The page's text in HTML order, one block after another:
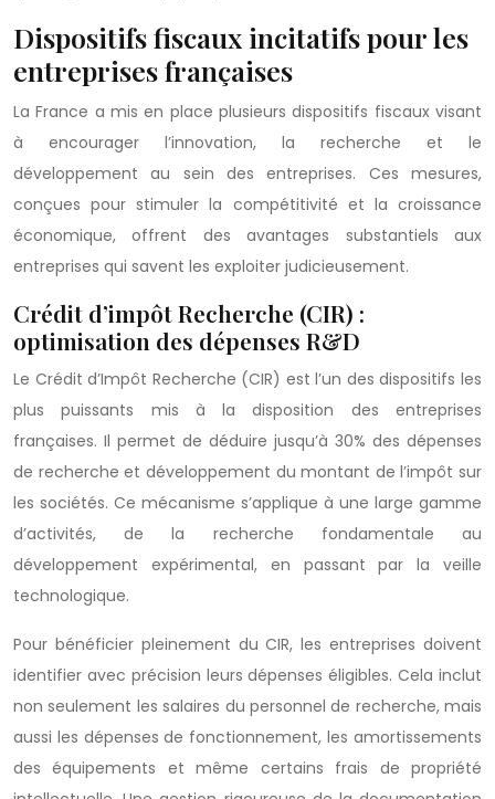
Dispositifs fiscaux incitatifs pour les
entreprises françaises
La France a mis en place plusieurs dispositifs fiscaux visant
à encourager l’innovation, la recherche et le
développement au sein des entreprises. Ces mesures,
conçues pour stimuler la compétitivité et la croissance
économique, offrent des avantages substantiels aux
entreprises qui savent les exploiter judicieusement.
Crédit d’impôt Recherche (CIR) :
optimisation des dépenses R&D
Le Crédit d’Impôt Recherche (CIR) est l’un des dispositifs les
plus puissants mis à la disposition des entreprises
françaises. Il permet de déduire jusqu’à 30% des dépenses
de recherche et développement du montant de l’impôt sur
les sociétés. Ce mécanisme s’applique à une large gamme
d’activités, de la recherche fondamentale au
développement expérimental, en passant par la veille
technologique.
Pour bénéficier pleinement du CIR, les entreprises doivent
identifier avec précision leurs dépenses éligibles. Cela inclut
non seulement les salaires du personnel de recherche, mais
aussi les dépenses de fonctionnement, les amortissements
des équipements et même certains frais de propriété